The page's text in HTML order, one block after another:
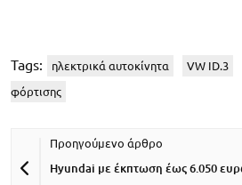
Tags: ηλεκτρικά αυτοκίνητα VW ID.3
φόρτισης
Hyundai με έκπτωση έως 6.050